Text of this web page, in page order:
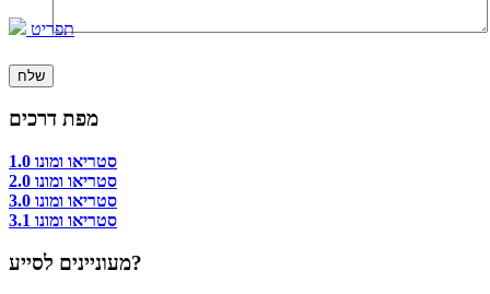
תפריט
מפת דרכים
סטריאו ומונו 1.0
סטריאו ומונו 2.0
סטריאו ומונו 3.0
סטריאו ומונו 3.1
מעוניינים לסייע?